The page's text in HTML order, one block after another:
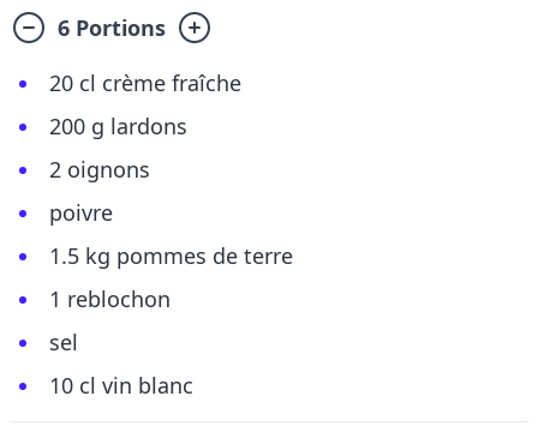
6 Portions
20 cl crème fraîche
200 g lardons
2 oignons
poivre
1.5 kg pommes de terre
1 reblochon
sel
10 cl vin blanc